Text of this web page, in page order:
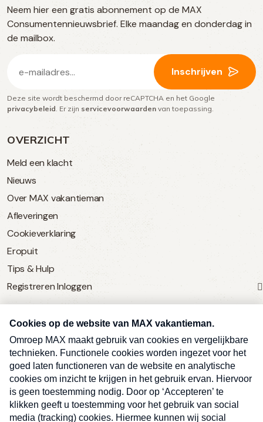
OVERZICHT
Meld een klacht
Nieuws
Over MAX vakantieman
Afleveringen
Cookieverklaring
Eropuit
Tips & Hulp
Registreren Inloggen
SERVICE
Over Omroep MAX
MAX Vandaag
MAX Meldpunt
Pers
Contact
social
media
Neem hier een gratis abonnement op de MAX
Consumentennieuwsbrief. Elke maandag en donderdag in
de mailbox.
mailadres
(Vereist)
Inschrijven
Deze site wordt beschermd door reCAPTCHA en het Google
privacybeleid . Er zijn servicevoorwaarden van toepassing.